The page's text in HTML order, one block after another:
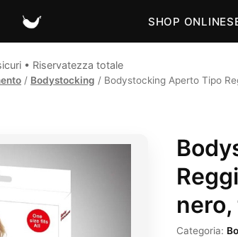
SHOP ONLINE
• Riservatezza totale
/ Bodystocking / Bodystocking Aperto Tipo
Categoria: